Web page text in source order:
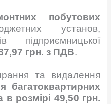
побутових
установ,
підприємницької
грн. з ПДВ.
та видалення
багатоквартирних
в розмірі 49,50 грн.